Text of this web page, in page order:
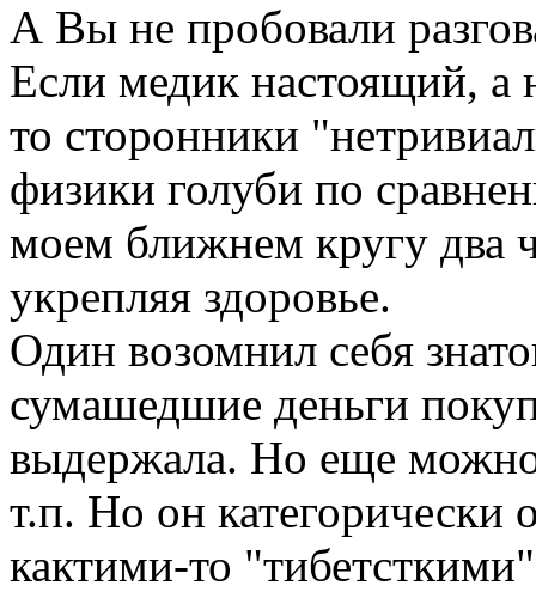
А Вы не пробовали
Если медик настоящий, а
то сторонники
физики голуби по
моем ближнем кругу два
укрепляя здоровье.
Один возомнил себя
сумашедшие деньги
выдержала. Но еще
т.п. Но он категорически
кактими-то